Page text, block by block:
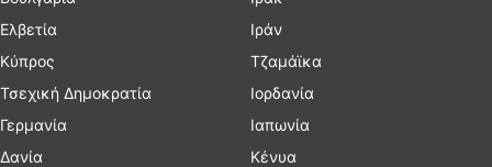
Ελβετία
Κύπρος
Τσεχική Δημοκρατία
Γερμανία
Δανία
Ιράν
Τζαμάϊκα
Ιορδανία
Ιαπωνία
Κένυα